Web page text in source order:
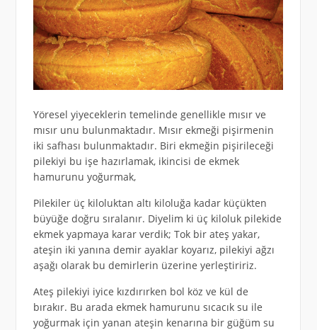
Yöresel yiyeceklerin temelinde genellikle mısır ve
mısır unu bulunmaktadır. Mısır ekmeği pişirmenin
iki safhası bulunmaktadır. Biri ekmeğin pişirileceği
pilekiyi bu işe hazırlamak, ikincisi de ekmek
hamurunu yoğurmak,
Pilekiler üç kiloluktan altı kiloluğa kadar küçükten
büyüğe doğru sıralanır. Diyelim ki üç kiloluk pilekide
ekmek yapmaya karar verdik; Tok bir ateş yakar,
ateşin iki yanına demir ayaklar koyarız, pilekiyi ağzı
aşağı olarak bu demirlerin üzerine yerleştiririz.
Ateş pilekiyi iyice kızdırırken bol köz ve kül de
bırakır. Bu arada ekmek hamurunu sıcacık su ile
yoğurmak için yanan ateşin kenarına bir güğüm su